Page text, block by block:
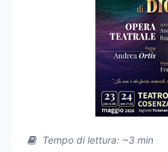
Tempo di lettura: ~3 min